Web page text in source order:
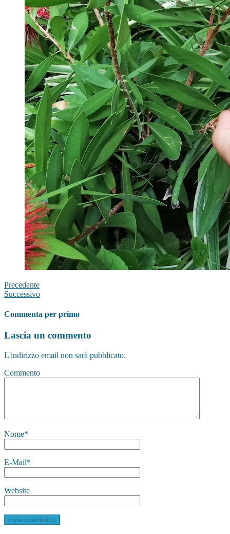
Precedente
Successivo
Commenta per primo
Lascia un commento
L'indirizzo email non sarà pubblicato.
Commento
Nome*
E-Mail*
Website